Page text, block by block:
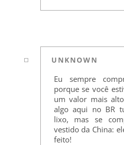
UNKNOWN
Eu sempre
porque se você
um valor mais
algo aqui no BR
lixo, mas se
vestido da China:
feito!